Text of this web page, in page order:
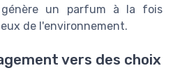
génère un parfum à la fois
de l'environnement.
vers des choix